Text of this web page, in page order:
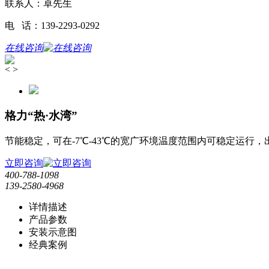
联系人：卓先生
电 话：139-2293-0292
在线咨询
< >
格力“热·水湾”
节能稳定，可在-7℃-43℃的宽广环境温度范围内可稳定运行，
立即咨询
400-788-1098
139-2580-4968
详情描述
产品参数
安装示意图
经典案例